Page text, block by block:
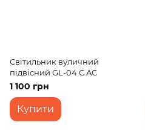
Світильник вуличний
підвісний GL-04 C AC
1 100 грн
Купити